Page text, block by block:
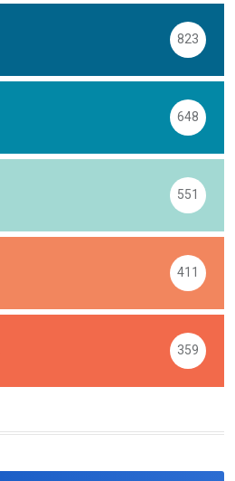
823
648
551
411
359